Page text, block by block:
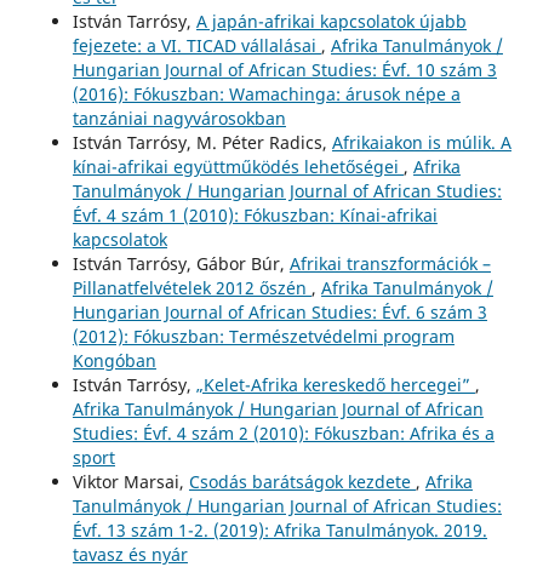
István Tarrósy, A japán-afrikai kapcsolatok újabb
fejezete: a VI. TICAD vállalásai , Afrika Tanulmányok /
Hungarian Journal of African Studies: Évf. 10 szám 3
(2016): Fókuszban: Wamachinga: árusok népe a
tanzániai nagyvárosokban
István Tarrósy, M. Péter Radics, Afrikaiakon is múlik. A
kínai-afrikai együttműködés lehetőségei , Afrika
Tanulmányok / Hungarian Journal of African Studies:
Évf. 4 szám 1 (2010): Fókuszban: Kínai-afrikai
kapcsolatok
István Tarrósy, Gábor Búr, Afrikai transzformációk –
Pillanatfelvételek 2012 őszén , Afrika Tanulmányok /
Hungarian Journal of African Studies: Évf. 6 szám 3
(2012): Fókuszban: Természetvédelmi program
Kongóban
István Tarrósy, „Kelet-Afrika kereskedő hercegei” ,
Afrika Tanulmányok / Hungarian Journal of African
Studies: Évf. 4 szám 2 (2010): Fókuszban: Afrika és a
sport
Viktor Marsai, Csodás barátságok kezdete , Afrika
Tanulmányok / Hungarian Journal of African Studies:
Évf. 13 szám 1-2. (2019): Afrika Tanulmányok. 2019.
tavasz és nyár